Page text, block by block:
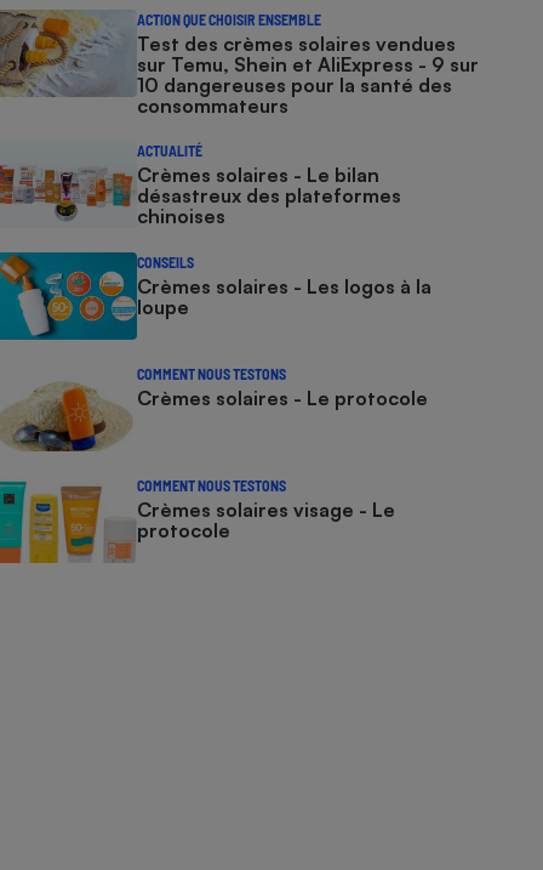
ACTION QUE CHOISIR ENSEMBLE
Test des crèmes solaires vendues
sur Temu, Shein et AliExpress - 9 sur
10 dangereuses pour la santé des
consommateurs
ACTUALITÉ
Crèmes solaires - Le bilan
désastreux des plateformes
chinoises
CONSEILS
Crèmes solaires - Les logos à la
loupe
COMMENT NOUS TESTONS
Crèmes solaires - Le protocole
COMMENT NOUS TESTONS
Crèmes solaires visage - Le
protocole